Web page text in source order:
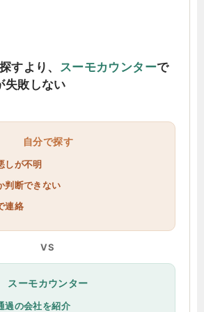
すより、 スーモカウンターで
失敗しない
自分で探す
しが不明
判断できない
連絡
VS
スーモカウンター
過の会社を紹介